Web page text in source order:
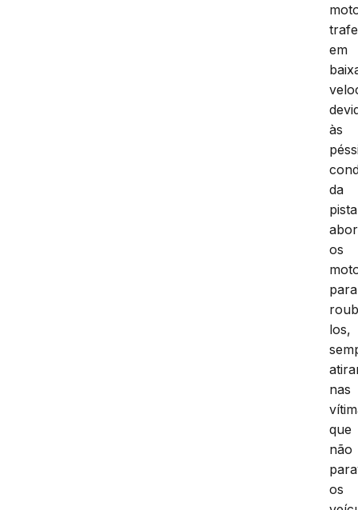
em
às
da
os
para
los,
nas
que
não
os